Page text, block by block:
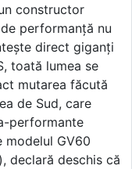
constructor
performanță nu
direct giganți
toată lumea se
mutarea făcută
de Sud, care
performante
modelul GV60
declară deschis că